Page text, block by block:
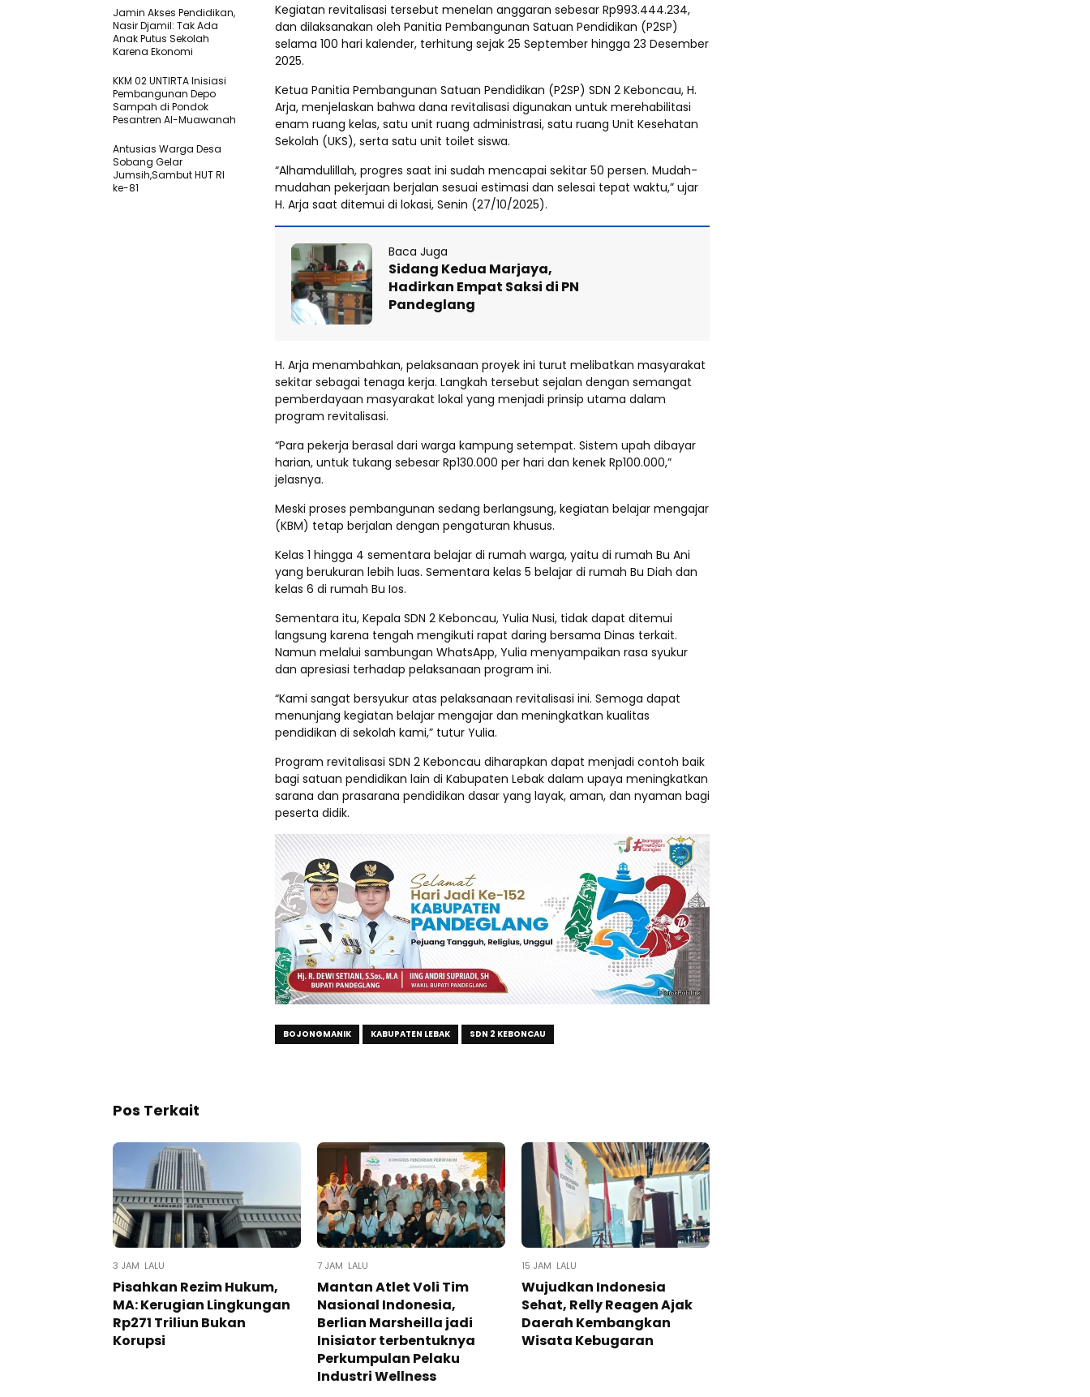
Kegiatan revitalisasi tersebut menelan anggaran sebesar Rp993.444.234,
dan dilaksanakan oleh Panitia Pembangunan Satuan Pendidikan (P2SP)
selama 100 hari kalender, terhitung sejak 25 September hingga 23 Desember
2025.
Ketua Panitia Pembangunan Satuan Pendidikan (P2SP) SDN 2 Keboncau, H.
Arja, menjelaskan bahwa dana revitalisasi digunakan untuk merehabilitasi
enam ruang kelas, satu unit ruang administrasi, satu ruang Unit Kesehatan
Sekolah (UKS), serta satu unit toilet siswa.
“Alhamdulillah, progres saat ini sudah mencapai sekitar 50 persen. Mudah-
mudahan pekerjaan berjalan sesuai estimasi dan selesai tepat waktu,” ujar
H. Arja saat ditemui di lokasi, Senin (27/10/2025).
Baca Juga
Sidang Kedua Marjaya,
Hadirkan Empat Saksi di PN
Pandeglang
H. Arja menambahkan, pelaksanaan proyek ini turut melibatkan masyarakat
sekitar sebagai tenaga kerja. Langkah tersebut sejalan dengan semangat
pemberdayaan masyarakat lokal yang menjadi prinsip utama dalam
program revitalisasi.
“Para pekerja berasal dari warga kampung setempat. Sistem upah dibayar
harian, untuk tukang sebesar Rp130.000 per hari dan kenek Rp100.000,”
jelasnya.
Meski proses pembangunan sedang berlangsung, kegiatan belajar mengajar
(KBM) tetap berjalan dengan pengaturan khusus.
Kelas 1 hingga 4 sementara belajar di rumah warga, yaitu di rumah Bu Ani
yang berukuran lebih luas. Sementara kelas 5 belajar di rumah Bu Diah dan
kelas 6 di rumah Bu Ios.
Sementara itu, Kepala SDN 2 Keboncau, Yulia Nusi, tidak dapat ditemui
langsung karena tengah mengikuti rapat daring bersama Dinas terkait.
Namun melalui sambungan WhatsApp, Yulia menyampaikan rasa syukur
dan apresiasi terhadap pelaksanaan program ini.
“Kami sangat bersyukur atas pelaksanaan revitalisasi ini. Semoga dapat
menunjang kegiatan belajar mengajar dan meningkatkan kualitas
pendidikan di sekolah kami,” tutur Yulia.
Program revitalisasi SDN 2 Keboncau diharapkan dapat menjadi contoh baik
bagi satuan pendidikan lain di Kabupaten Lebak dalam upaya meningkatkan
sarana dan prasarana pendidikan dasar yang layak, aman, dan nyaman bagi
peserta didik.
BOJONGMANIK KABUPATEN LEBAK SDN 2 KEBONCAU
Jamin Akses Pendidikan,
Nasir Djamil: Tak Ada
Anak Putus Sekolah
Karena Ekonomi
KKM 02 UNTIRTA Inisiasi
Pembangunan Depo
Sampah di Pondok
Pesantren Al-Muawanah
Antusias Warga Desa
Sobang Gelar
Jumsih,Sambut HUT RI
ke-81
Pos Terkait
3 JAM LALU
Pisahkan Rezim Hukum,
MA: Kerugian Lingkungan
Rp271 Triliun Bukan
Korupsi
7 JAM LALU
Mantan Atlet Voli Tim
Nasional Indonesia,
Berlian Marsheilla jadi
Inisiator terbentuknya
Perkumpulan Pelaku
Industri Wellness
15 JAM LALU
Wujudkan Indonesia
Sehat, Relly Reagen Ajak
Daerah Kembangkan
Wisata Kebugaran